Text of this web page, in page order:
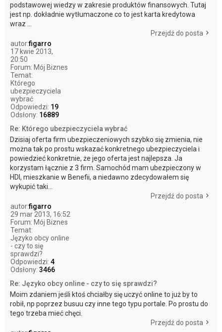
podstawowej wiedzy w zakresie produktów finansowych. Tutaj
jest np. dokładnie wytłumaczone co to jest karta kredytowa
wraz ...
Przejdź do posta
autor:figarro
17 kwie 2013,
20:50
Forum: Mój Biznes
Temat:
Którego
ubezpieczyciela
wybrać
Odpowiedzi: 19
Odsłony: 16889
Re: Którego ubezpieczyciela wybrać
Dzisiaj oferta firm ubezpieczeniowych szybko się zmienia, nie
można tak po prostu wskazać konkretnego ubezpieczyciela i
powiedzieć konkretnie, że jego oferta jest najlepsza. Ja
korzystam łącznie z 3 firm. Samochód mam ubezpieczony w
HDI, mieszkanie w Benefii, a niedawno zdecydowałem się
wykupić taki...
Przejdź do posta
autor:figarro
29 mar 2013, 16:52
Forum: Mój Biznes
Temat:
Języko obcy online
- czy to się
sprawdzi?
Odpowiedzi: 4
Odsłony: 3466
Re: Języko obcy online - czy to się sprawdzi?
Moim zdaniem jeśli ktoś chciałby się uczyć online to już by to
robił, np poprzez busuu czy inne tego typu portale. Po prostu do
tego trzeba mieć chęci.
Przejdź do posta